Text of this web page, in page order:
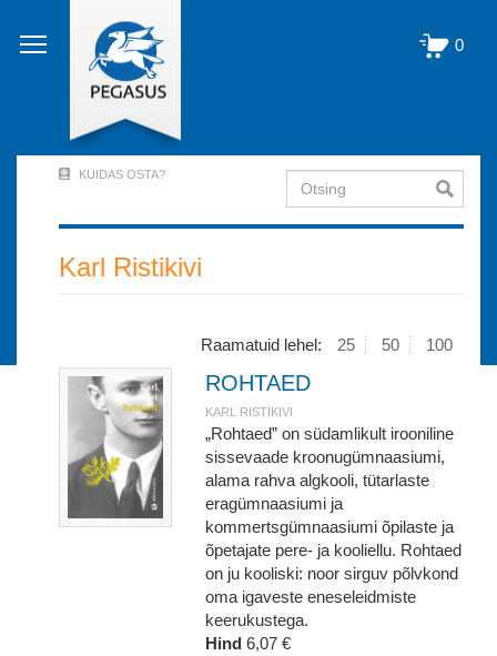
edasi
põhisisu
0
Account
Menu
KUIDAS OSTA? Otsing
Karl Ristikivi
Raamatuid lehel: 25 50 100
ROHTAED
KARL RISTIKIVI
„Rohtaed” on südamlikult irooniline
sissevaade kroonugümnaasiumi,
alama rahva algkooli, tütarlaste
eragümnaasiumi ja
kommertsgümnaasiumi õpilaste ja
õpetajate pere- ja kooliellu. Rohtaed
on ju kooliski: noor sirguv põlvkond
oma igaveste eneseleidmiste
keerukustega.
Hind 6,07 €